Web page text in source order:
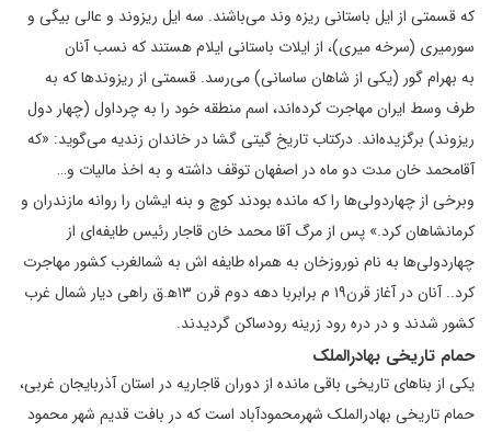
که قسمتی از ایل باستانی ریزه وند می‌باشند. سه ایل ریزوند و عالی بیگی و
سورمیری (سرخه میری)، از ایلات باستانی ایلام هستند که نسب آنان
به بهرام گور (یکی از شاهان ساسانی) می‌رسد. قسمتی از ریزوندها که به
طرف وسط ایران مهاجرت کرده‌اند، اسم منطقه خود را به چرداول (چهار دول
ریزوند) برگزیده‌اند. درکتاب تاریخ گیتی گشا در خاندان زندیه می‌گوید: «که
آقامحمد خان مدت دو ماه در اصفهان توقف داشته و به اخذ مالیات و…
وبرخی از چهاردولی‌ها را که مانده بودند کوچ و بنه ایشان را روانه مازندران و
کرمانشاهان کرد.» پس از مرگ آقا محمد خان قاجار رئیس طایفه‌ای از
چهاردولی‌ها به نام نوروزخان به همراه طایفه اش به شمالغرب کشور مهاجرت
کرد.. آنان در آغاز قرن۱۹ م برابربا دهه دوم قرن ۱۳ه‍.ق راهی دیار شمال غرب
کشور شدند و در دره رود زرینه رودساکن گردیدند.
حمام تاریخی بهادرالملک
یکی از بناهای تاریخی باقی مانده از دوران قاجاریه در استان آذربایجان غربی،
حمام تاریخی بهادرالملک شهرمحمودآباد است که در بافت قدیم شهر محمود